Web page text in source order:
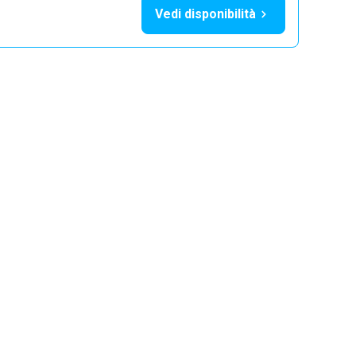
Vedi disponibilità